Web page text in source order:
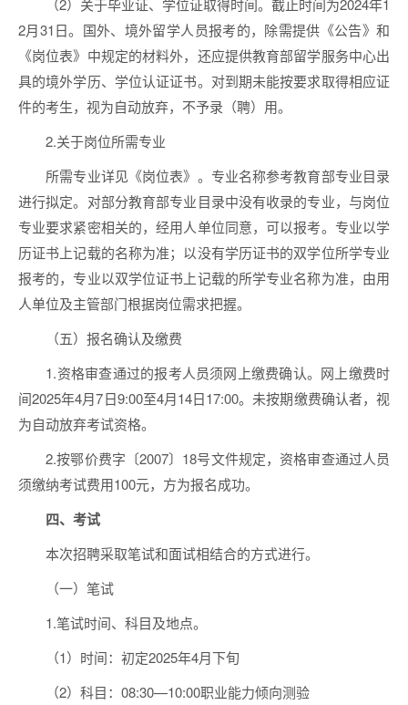
（2）关于毕业证、学位证取得时间。截止时间为2024年1
2月31日。国外、境外留学人员报考的，除需提供《公告》和
《岗位表》中规定的材料外，还应提供教育部留学服务中心出
具的境外学历、学位认证证书。对到期未能按要求取得相应证
件的考生，视为自动放弃，不予录（聘）用。
2.关于岗位所需专业
所需专业详见《岗位表》。专业名称参考教育部专业目录
进行拟定。对部分教育部专业目录中没有收录的专业，与岗位
专业要求紧密相关的，经用人单位同意，可以报考。专业以学
历证书上记载的名称为准；以没有学历证书的双学位所学专业
报考的，专业以双学位证书上记载的所学专业名称为准，由用
人单位及主管部门根据岗位需求把握。
（五）报名确认及缴费
1.资格审查通过的报考人员须网上缴费确认。网上缴费时
间2025年4月7日9:00至4月14日17:00。未按期缴费确认者，视
为自动放弃考试资格。
2.按鄂价费字〔2007〕18号文件规定，资格审查通过人员
须缴纳考试费用100元，方为报名成功。
四、考试
本次招聘采取笔试和面试相结合的方式进行。
（一）笔试
1.笔试时间、科目及地点。
（1）时间：初定2025年4月下旬
（2）科目：08:30—10:00职业能力倾向测验